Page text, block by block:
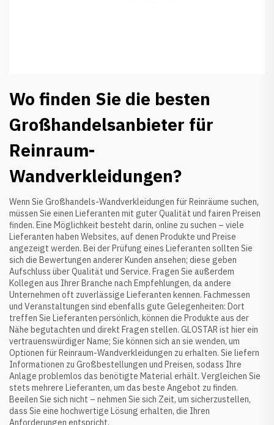
Wo finden Sie die besten
Großhandelsanbieter für
Reinraum-
Wandverkleidungen?
Wenn Sie Großhandels-Wandverkleidungen für Reinräume suchen,
müssen Sie einen Lieferanten mit guter Qualität und fairen Preisen
finden. Eine Möglichkeit besteht darin, online zu suchen – viele
Lieferanten haben Websites, auf denen Produkte und Preise
angezeigt werden. Bei der Prüfung eines Lieferanten sollten Sie
sich die Bewertungen anderer Kunden ansehen; diese geben
Aufschluss über Qualität und Service. Fragen Sie außerdem
Kollegen aus Ihrer Branche nach Empfehlungen, da andere
Unternehmen oft zuverlässige Lieferanten kennen. Fachmessen
und Veranstaltungen sind ebenfalls gute Gelegenheiten: Dort
treffen Sie Lieferanten persönlich, können die Produkte aus der
Nähe begutachten und direkt Fragen stellen. GLOSTAR ist hier ein
vertrauenswürdiger Name; Sie können sich an sie wenden, um
Optionen für Reinraum-Wandverkleidungen zu erhalten. Sie liefern
Informationen zu Großbestellungen und Preisen, sodass Ihre
Anlage problemlos das benötigte Material erhält. Vergleichen Sie
stets mehrere Lieferanten, um das beste Angebot zu finden.
Beeilen Sie sich nicht – nehmen Sie sich Zeit, um sicherzustellen,
dass Sie eine hochwertige Lösung erhalten, die Ihren
Anforderungen entspricht.